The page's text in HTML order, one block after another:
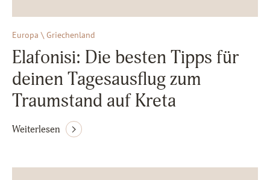
Europa \ Griechenland
Elafonisi: Die besten Tipps für
deinen Tagesausflug zum
Traumstand auf Kreta
Weiterlesen